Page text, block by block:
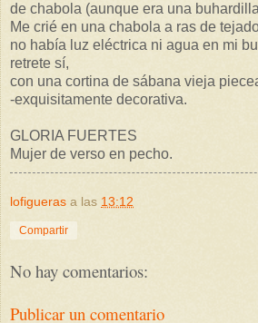
de chabola (aunque era una
Me crié en una chabola a ras de
no había luz eléctrica ni agua en mi
retrete sí,
con una cortina de sábana vieja
-exquisitamente decorativa.
GLORIA FUERTES
Mujer de verso en pecho.
lofigueras a las 13:12
Compartir
No hay comentarios:
Publicar un comentario